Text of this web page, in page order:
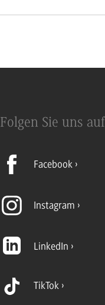
Folgen Sie uns auf
Facebook
Instagram
LinkedIn
TikTok